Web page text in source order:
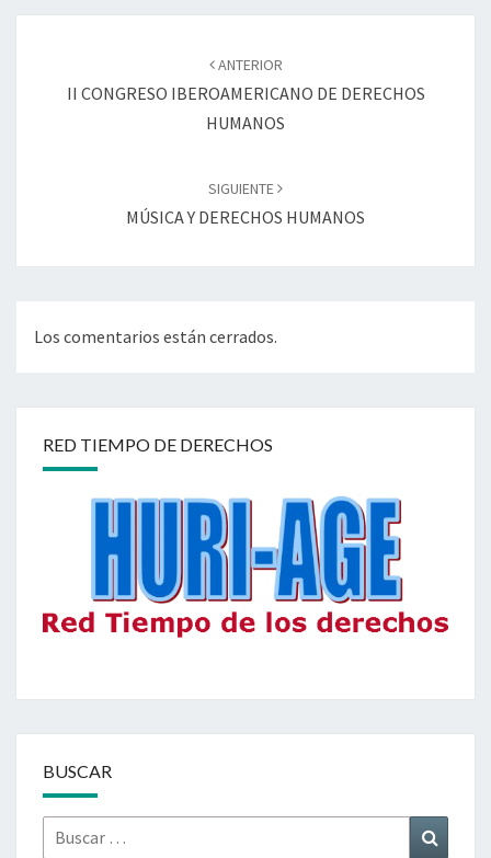
entradas
ANTERIOR
II CONGRESO IBEROAMERICANO DE DERECHOS
HUMANOS
SIGUIENTE
MÚSICA Y DERECHOS HUMANOS
Los comentarios están cerrados.
RED TIEMPO DE DERECHOS
BUSCAR
Buscar